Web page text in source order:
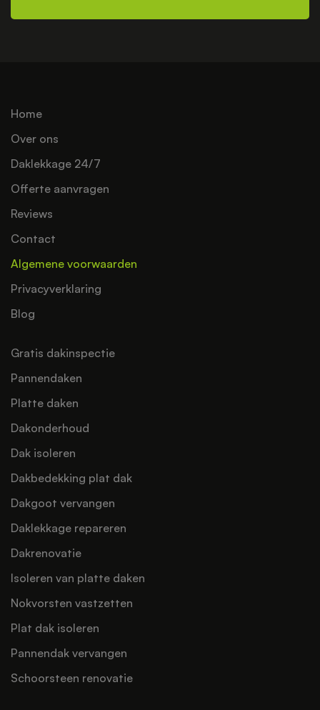
Home
Over ons
Daklekkage 24/7
Offerte aanvragen
Reviews
Contact
Algemene voorwaarden
Privacyverklaring
Blog
Gratis dakinspectie
Pannendaken
Platte daken
Dakonderhoud
Dak isoleren
Dakbedekking plat dak
Dakgoot vervangen
Daklekkage repareren
Dakrenovatie
Isoleren van platte daken
Nokvorsten vastzetten
Plat dak isoleren
Pannendak vervangen
Schoorsteen renovatie